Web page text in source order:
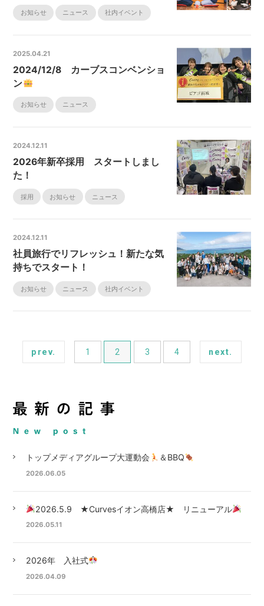
お知らせ ニュース 社内イベント
2025.04.21
2024/12/8 カーブスコンベンショ
ン
お知らせ ニュース
2024.12.11
2026年新卒採用 スタートしまし
た！
採用 お知らせ ニュース
2024.12.11
社員旅行でリフレッシュ！新たな気
持ちでスタート！
お知らせ ニュース 社内イベント
prev. 1 2 3 4 next.
トップメディアグループ大運動会 ＆BBQ
2026.06.05
2026.5.9 ★Curvesイオン高橋店★ リニューアル
2026.05.11
2026年 入社式
2026.04.09